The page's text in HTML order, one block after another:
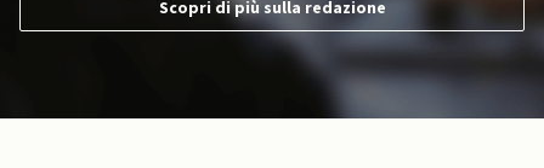
Scopri di più sulla redazione